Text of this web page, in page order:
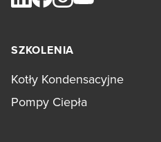
SZKOLENIA
Kotły Kondensacyjne
Pompy Ciepła